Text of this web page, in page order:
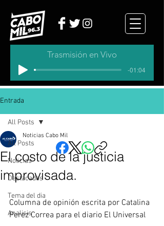
Trasmisión en Vivo
-01:04
Entrada
All Posts
Noticias
Destacados
Tema del dia
Analisis
All Posts
El costo de la justicia
improvisada.
Noticias Cabo Mil
Columna de opinión escrita por Catalina
Perez Correa para el diario El Universal